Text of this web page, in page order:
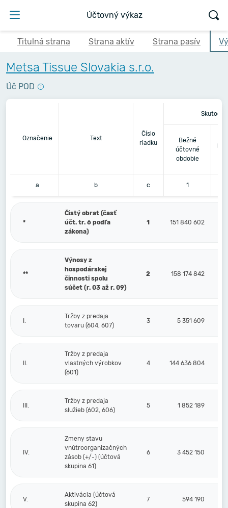
Účtovný výkaz
Titulná strana Strana aktív Strana pasív
Metsa Tissue Slovakia s.r.o.
Úč POD
Označenie Text
Číslo
riadku
Bežné
účtovné
obdobie
a b c 1
*
Čistý obrat (časť
účt. tr. 6 podľa
zákona)
1 151 840 602
**
Výnosy z
hospodárskej
činnosti spolu
súčet (r. 03 až r. 09)
2 158 174 842
I.
Tržby z predaja
tovaru (604, 607)
3 5 351 609
II.
Tržby z predaja
vlastných výrobkov
(601)
4 144 636 804
III.
Tržby z predaja
služieb (602, 606)
5 1 852 189
IV.
Zmeny stavu
vnútroorganizačných
zásob (+/-) (účtová
skupina 61)
6 3 452 150
V.
Aktivácia (účtová
skupina 62)
7 594 190